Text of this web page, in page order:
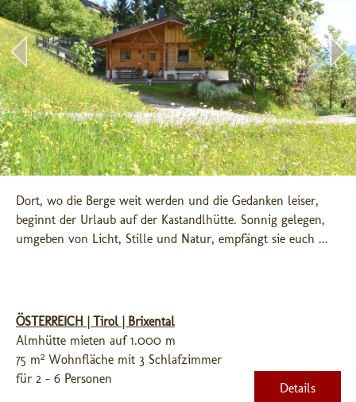
Dort, wo die Berge weit werden und die Gedanken leiser,
beginnt der Urlaub auf der Kastandlhütte. Sonnig gelegen,
umgeben von Licht, Stille und Natur, empfängt sie euch ...
ÖSTERREICH | Tirol | Brixental
Almhütte mieten auf 1.000 m
75 m² Wohnfläche mit 3 Schlafzimmer
für 2 - 6 Personen
Details